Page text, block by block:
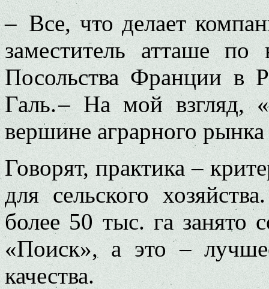
– Все, что делает
заместитель атташе по
Посольства Франции в
Галь. – На мой взгляд,
вершине аграрного
Говорят, практика –
для сельского
более 50 тыс. га занято
«Поиск», а это –
качества.